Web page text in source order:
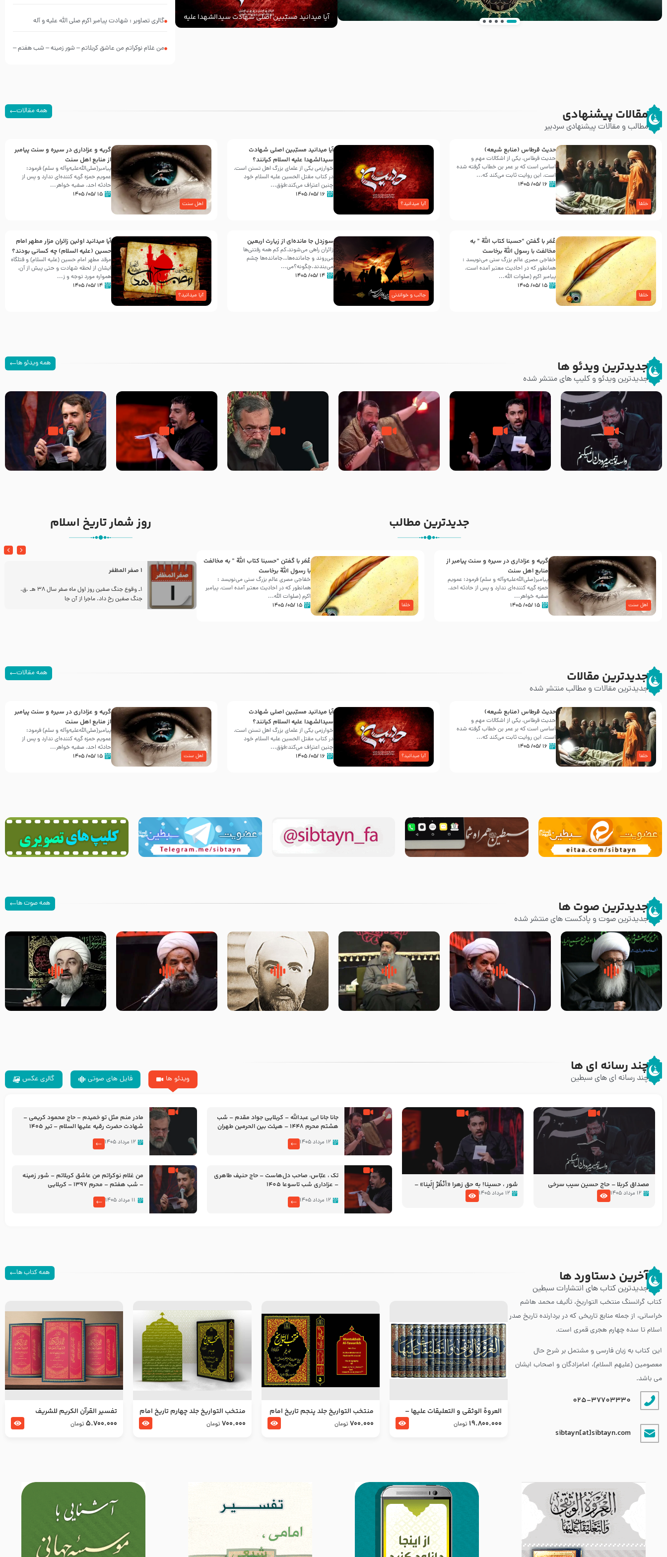
آیا میدانید مسبّبین اصلی شهادت سیدالشهدا علیه
‌السلام کیانند؟
گالری تصاویر : شهادت پیامبر اکرم صلی الله علیه و آله
من غلام نوکراتم من عاشق کربلاتم – شور زمینه – شب هفتم –
مقالات پیشنهادی
مطالب و مقالات پیشنهادی سردبیر
همه مقالات
خلفا
حدیث قرطاس (منابع شیعه)
حدیث قرطاس، یکی از اشکالات مهم و
اساسی است که بر عمر بن خطاب گرفته شده
است، این روایت ثابت می‌کند که...
۱۶ /۰۵/ ۱۴۰۵
آیا میدانید؟
آیا میدانید مسبّبین اصلی شهادت
سیدالشهدا علیه ‌السلام کیانند؟
خوارزمی یکی از علمای بزرگ اهل تسنن است،
در کتاب مقتل الحسین علیه ‌السلام خود
چنین اعتراف می‌کند:فوَق...
۱۶ /۰۵/ ۱۴۰۵
اهل سنت
گریه و عزاداری در سیره و سنت پیامبر
از منابع اهل سنت
پیامبر(صلی‌الله‌علیه‌وآله و سلم) فرمود:
عمویم حمزه گریه کننده‌ای ندارد و پس از
حادثه احد، صفیه خواهر...
۱۵ /۰۵/ ۱۴۰۵
خلفا
عُمَر با گفتن “حسبنا كتاب اللّه ” به
مخالفت با رسول اللّه برخاست
خفاجی مصری عالم بزرگ سنی می‌نویسد :
همانطور که در احادیث معتبر آمده است،
پیامبر اکرم (صلوات اللّه...
۱۵ /۰۵/ ۱۴۰۵
جالب و خواندنی
سوزدل جا مانده‌ای از زیارت اربعین
زائران راهی می‌شوند،کم‌ کم همه رفتنی‌ها
می‌روند و جامانده‌ها…جامانده‌ها چشم
می‌بندند.چگونه؟می‌...
۱۴ /۰۵/ ۱۴۰۵
آیا میدانید؟
آیا میدانید اولین زائران مزار مطهر امام
حسین (علیه السلام) چه کسانی بودند؟
مرقد مطهر امام حسین (علیه السلام) و قتلگاه
ایشان از لحظه شهادت و حتی پیش از آن،
همواره مورد توجه و ز...
۱۴ /۰۵/ ۱۴۰۵
جدیدترین ویدئو ها
جدیدترین ویدئو و کلیپ های منتشر شده
همه ویدئو ها
مصداق کربلا – حاج حسین سیب
شور ، حسینا! به‌ حق زهرا «أُنْظُرْ
إِلَینا» – عزاداری شب هفتم ماه
جانا جانا ابی عبدالله – کربلایی
جواد مقدم – شب هشتم محرم
مادر منم مثل تو خمیدم – حاج
محمود کریمی – شهادت حضرت
تک ، عبّاس، صاحب دل‌هاست –
حاج حنیف طاهری – عزاداری شب
من غلام نوکراتم من عاشق
کربلاتم – شور زمینه – شب هفتم
جدیدترین مطالب
اهل سنت
گریه و عزاداری در سیره و سنت پیامبر از
منابع اهل سنت
پیامبر(صلی‌الله‌علیه‌وآله و سلم) فرمود: عمویم
حمزه گریه کننده‌ای ندارد و پس از حادثه احد،
صفیه خواهر...
۱۵ /۰۵/ ۱۴۰۵ خلفا
عُمَر با گفتن “حسبنا كتاب اللّه ” به مخالفت
با رسول اللّه برخاست
خفاجی مصری عالم بزرگ سنی می‌نویسد :
همانطور که در احادیث معتبر آمده است، پیامبر
اکرم (صلوات اللّه...
۱۵ /۰۵/ ۱۴۰۵
روز شمار تاریخ اسلام
30 صفر المظفر
شهادت حضرت علی بن موسی الرضا (علیه السلام) در روز
آخـر صفر سـال 203 هـ .ق. هشـتمین اختر تابناک امامت
1 صفر المظفر
1ـ وقوع جنگ صفین روز اول ماه صفر سال 38 هـ .ق.
جنگ صفین رخ داد. ماجرا از آن جا
جدیدترین مقالات
جدیدترین مقالات و مطالب منتشر شده
همه مقالات
خلفا
حدیث قرطاس (منابع شیعه)
حدیث قرطاس، یکی از اشکالات مهم و
اساسی است که بر عمر بن خطاب گرفته شده
است، این روایت ثابت می‌کند که...
۱۶ /۰۵/ ۱۴۰۵
آیا میدانید؟
آیا میدانید مسبّبین اصلی شهادت
سیدالشهدا علیه ‌السلام کیانند؟
خوارزمی یکی از علمای بزرگ اهل تسنن است،
در کتاب مقتل الحسین علیه ‌السلام خود
چنین اعتراف می‌کند:فوَق...
۱۶ /۰۵/ ۱۴۰۵ اهل سنت
گریه و عزاداری در سیره و سنت پیامبر
از منابع اهل سنت
پیامبر(صلی‌الله‌علیه‌وآله و سلم) فرمود:
عمویم حمزه گریه کننده‌ای ندارد و پس از
حادثه احد، صفیه خواهر...
۱۵ /۰۵/ ۱۴۰۵
جدیدترین صوت ها
جدیدترین صوت و پادکست های منتشر شده
همه صوت ها
زوّار اربعین امام حسین (علیه
السلام) با این اشتیاق به زیارت
روضه جانسوز پاره های جگر امام
حسن مجتبی علیه السلام-حجت
لقب حضرت رقیه سلام الله علیها
به چه معناست – حجت الاسلام
روضه‌ی مجلس یزید ملعون و
اسارت اهل‌بیت علیهم‌السلام –
سلام جوانی که امام حسین علیه
السلام خودش جوابش را دادند
زیارتی که اسباب رزق زیاد و عمر
طولانی است حجت السلام حسین
چند رسانه ای ها
چند رسانه ای های سبطین ویدئو ها فایل های صوتی گالری عکس
مصداق کربلا – حاج حسین سیب سرخی
۱۲ مرداد ۱۴۰۵
شور ، حسینا! به‌ حق زهرا «أُنْظُرْ إِلَینا» –
عزاداری شب هفتم ماه محرّم 1405
۱۲ مرداد ۱۴۰۵
جانا جانا ابی عبدالله – کربلایی جواد مقدم – شب
هشتم محرم 1448 – هیئت بین الحرمین طهران
۱۲ مرداد ۱۴۰۵
مادر منم مثل تو خمیدم – حاج محمود کریمی –
شهادت حضرت رقیه علیها السلام – تیر ۱۴۰۵
۱۲ مرداد ۱۴۰۵
تک ، عبّاس، صاحب دل‌هاست – حاج حنیف طاهری
– عزاداری شب تاسوعا 1405
۱۲ مرداد ۱۴۰۵
من غلام نوکراتم من عاشق کربلاتم – شور زمینه
– شب هفتم – محرم 1397 – کربلایی
۱۱ مرداد ۱۴۰۵
آخرین دستاورد ها
جدیدترین کتاب های انتشارات سبطین
همه کتاب ها
کتاب گرانسنگ منتخب التواريخ، تألیف محمد هاشم
خراسانی، از جمله منابع تاریخی که در بردارنده تاریخ صدر
اسلام تا سده چهارم هجری قمری است.
این کتاب به زبان فارسی و مشتمل بر شرح حال
معصومین (علیهم السلام)، امامزادگان و اصحاب ایشان
می باشد.
025-37703330
sibtayn[at]sibtayn.com
العروة الوثقى و التعليقات عليها –
طرح جدید
19.800.000 تومان
منتخب التواریخ جلد پنجم تاریخ امام
جعفر صادق و امام موسی بن جعفر
700.000 تومان
منتخب التواریخ جلد چهارم تاریخ امام
زین العابدین و امام محمد باقر
700.000 تومان
تفسير القرآن الكريم للشريف
المرتضي قدس سرّه
5.700.000 تومان